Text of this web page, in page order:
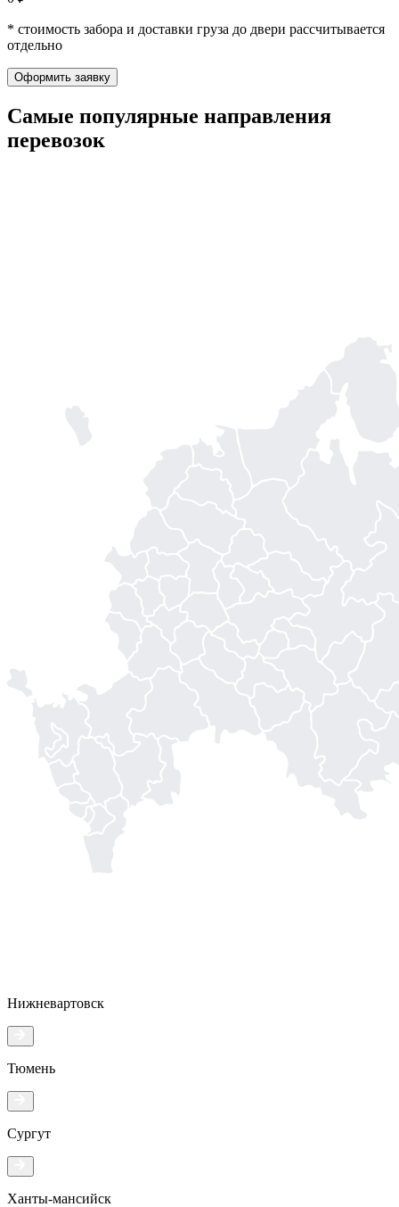
* стоимость забора и доставки груза до двери рассчитывается
отдельно
Оформить заявку
Самые популярные направления
перевозок
Нижневартовск
Тюмень
Сургут
Ханты-мансийск